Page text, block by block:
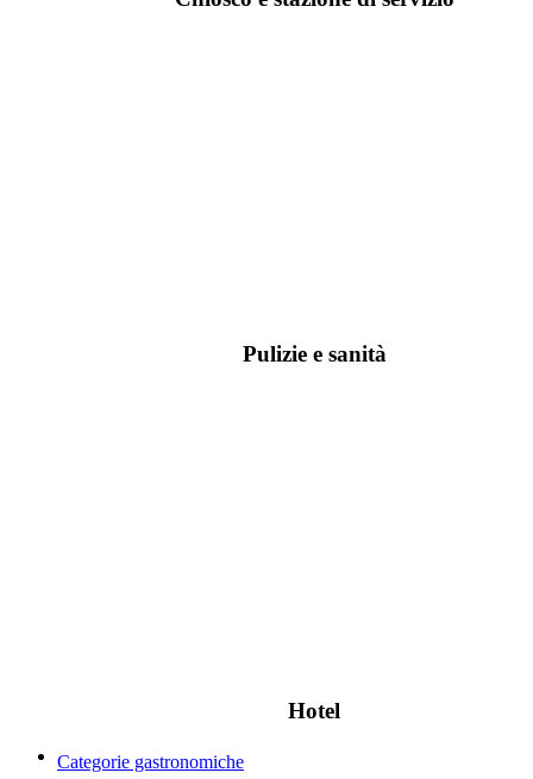
Pulizie e sanità
Hotel
Categorie gastronomiche